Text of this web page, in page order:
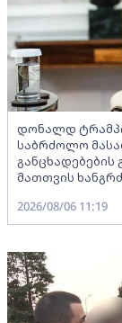
დონალდ
საბრძოლო
მათთვის
2026/08/06 11:19